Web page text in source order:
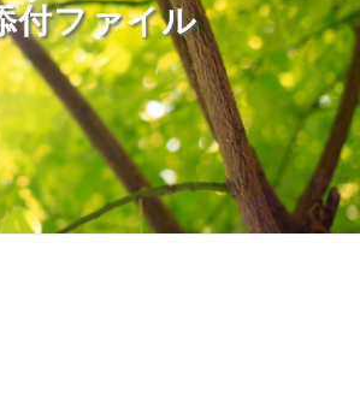
付ファイル